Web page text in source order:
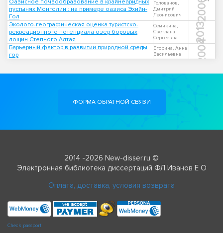
Оазисное почвообразование в крайнеаридных
пустынях Монголии : на примере оазиса Эхийн-
Гол
Голованов,
Дмитрий
Леонидович
2006
Эколого-географическая оценка туристско-
рекреационного потенциала озер боровых
лощин Степного Алтая
Семикина,
Светлана
Сергеевна
2013
Барьерный фактор в развитии природной среды
гор
Егорина, Анна
Васильевна
2004
ФОРМА ОБРАТНОЙ СВЯЗИ
2014 -2026 New-disser.ru ©
Электронная библиотека диссертаций ФЛ Иванов Е О
Оплата, доставка, условия возврата
Check passport